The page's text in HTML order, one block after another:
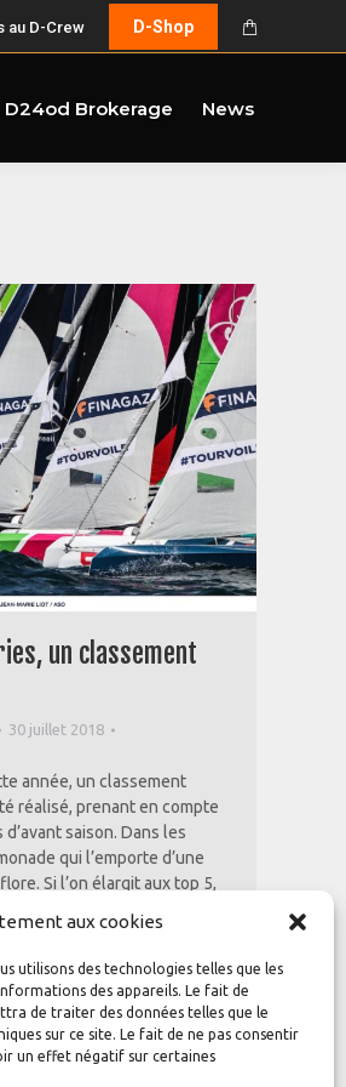
aux cookies
utilisons des technologies telles que les
des appareils. Le fait de
de traiter des données telles que le
sur ce site. Le fait de ne pas consentir
un effet négatif sur certaines
au D-Crew D-Shop
D24od Brokerage News
un classement
30 juillet 2018
année, un classement
réalisé, prenant en compte
saison. Dans les
qui l’emporte d’une
Si l’on élargit aux top 5,
Series Tour…